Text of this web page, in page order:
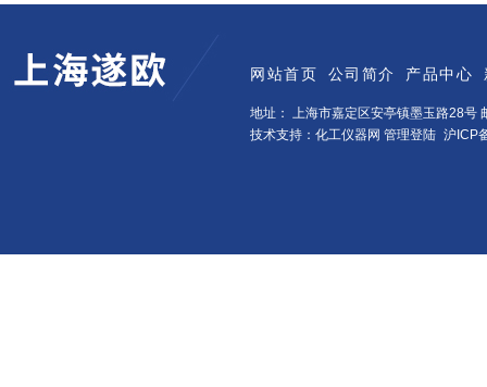
网站首页 公司简介 产品中心
地址： 上海市嘉定区安亭镇墨玉路28号
技术支持：化工仪器网 管理登陆 沪ICP